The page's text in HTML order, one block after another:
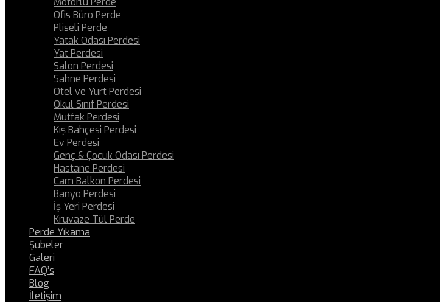
Ofis Büro Perde
Pliseli Perde
Yatak Odası Perdesi
Yat Perdesi
Salon Perdesi
Sahne Perdesi
Otel ve Yurt Perdesi
Okul Sınıf Perdesi
Mutfak Perdesi
Kış Bahçesi Perdesi
Ev Perdesi
Genç & Çocuk Odası Perdesi
Hastane Perdesi
Cam Balkon Perdesi
Banyo Perdesi
İş Yeri Perdesi
Kruvaze Tül Perde
Perde Yıkama
Şubeler
Galeri
FAQ’s
Blog
İletişim